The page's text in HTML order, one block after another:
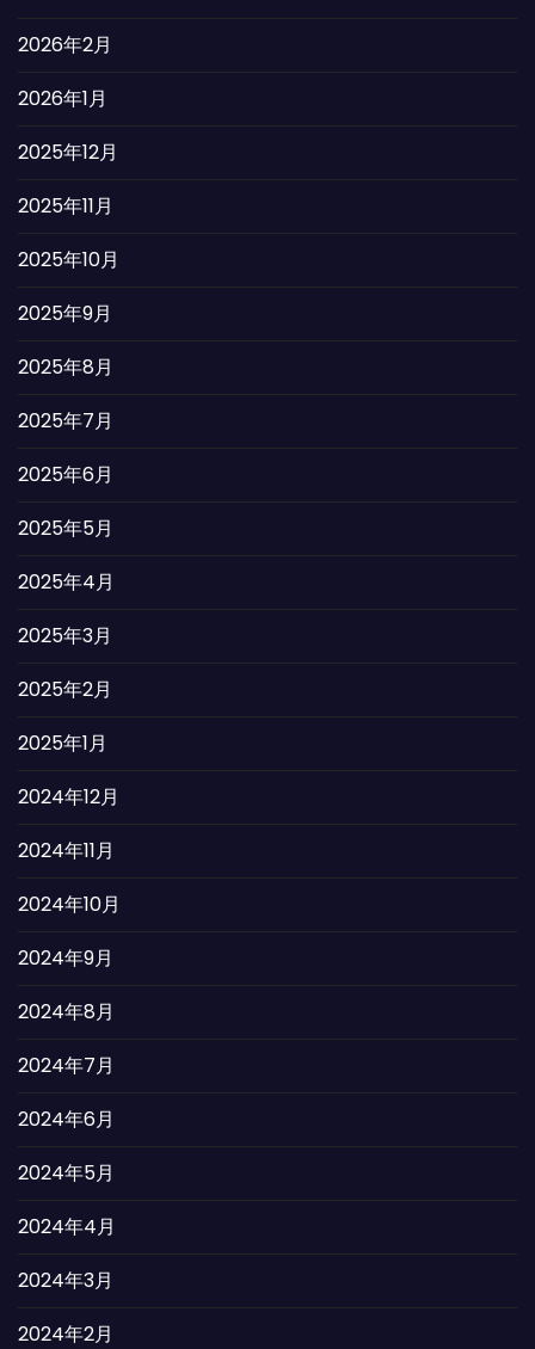
2026年2月
2026年1月
2025年12月
2025年11月
2025年10月
2025年9月
2025年8月
2025年7月
2025年6月
2025年5月
2025年4月
2025年3月
2025年2月
2025年1月
2024年12月
2024年11月
2024年10月
2024年9月
2024年8月
2024年7月
2024年6月
2024年5月
2024年4月
2024年3月
2024年2月